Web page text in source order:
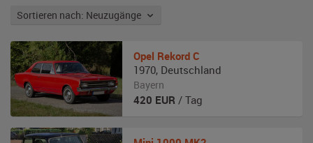
Sortieren nach: Neuzugänge
Opel Rekord C
1970, Deutschland
Bayern
420 EUR / Tag